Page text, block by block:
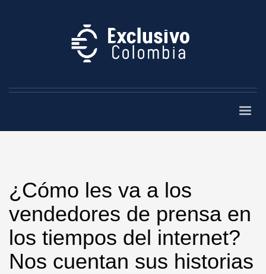
¿Cómo les va a los
vendedores de prensa en
los tiempos del internet?
Nos cuentan sus historias